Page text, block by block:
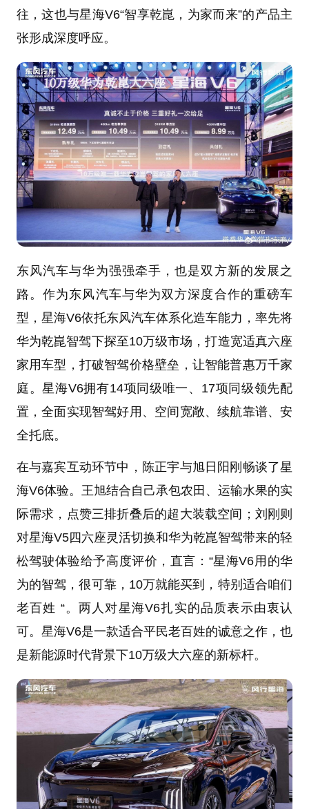
往，这也与星海V6“智享乾崑，为家而来”的产品主
张形成深度呼应。
东风汽车与华为强强牵手，也是双方新的发展之
路。作为东风汽车与华为双方深度合作的重磅车
型，星海V6依托东风汽车体系化造车能力，率先将
华为乾崑智驾下探至10万级市场，打造宽适真六座
家用车型，打破智驾价格壁垒，让智能普惠万千家
庭。星海V6拥有14项同级唯一、17项同级领先配
置，全面实现智驾好用、空间宽敞、续航靠谱、安
全托底。
在与嘉宾互动环节中，陈正宇与旭日阳刚畅谈了星
海V6体验。王旭结合自己承包农田、运输水果的实
际需求，点赞三排折叠后的超大装载空间；刘刚则
对星海V5四六座灵活切换和华为乾崑智驾带来的轻
松驾驶体验给予高度评价，直言：“星海V6用的华
为的智驾，很可靠，10万就能买到，特别适合咱们
老百姓 “。两人对星海V6扎实的品质表示由衷认
可。星海V6是一款适合平民老百姓的诚意之作，也
是新能源时代背景下10万级大六座的新标杆。